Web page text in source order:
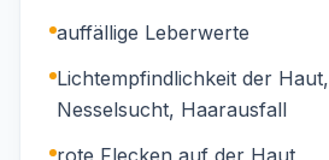
auffällige Leberwerte
Lichtempfindlichkeit der
Nesselsucht, Haarausfall
rote Flecken auf der Haut